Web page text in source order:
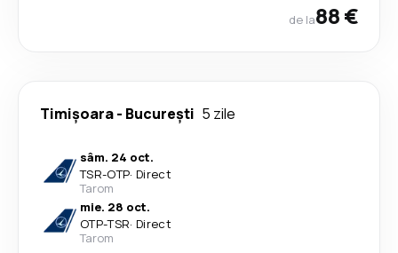
de la88 €
Timișoara- București 5 zile
sâm. 24 oct.
TSR-OTP· Direct
Tarom
mie. 28 oct.
OTP-TSR· Direct
Tarom